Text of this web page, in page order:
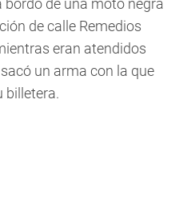
bordo de una moto negra
de calle Remedios
eran atendidos
un arma con la que
billetera.